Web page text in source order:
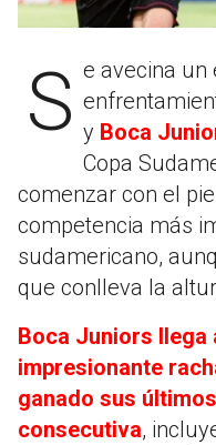
Se avecina un emocionante y Boca
Copa
comenzar con el
competencia más
sudamericano,
que conlleva la
Boca Juniors llega
impresionante
ganado sus
consecutiva,